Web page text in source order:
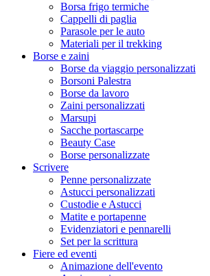
Borsa frigo termiche
Cappelli di paglia
Parasole per le auto
Materiali per il trekking
Borse e zaini
Borse da viaggio personalizzati
Borsoni Palestra
Borse da lavoro
Zaini personalizzati
Marsupi
Sacche portascarpe
Beauty Case
Borse personalizzate
Scrivere
Penne personalizzate
Astucci personalizzati
Custodie e Astucci
Matite e portapenne
Evidenziatori e pennarelli
Set per la scrittura
Fiere ed eventi
Animazione dell'evento